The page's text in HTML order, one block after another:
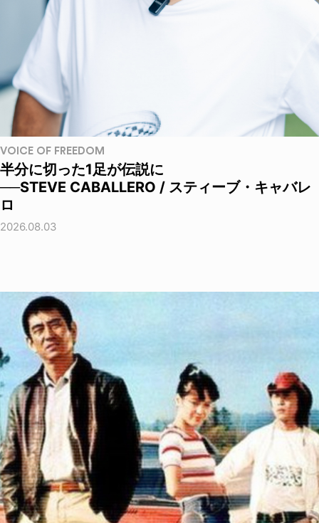
VOICE OF FREEDOM
半分に切った1足が伝説に
──STEVE CABALLERO / スティーブ・キャバレ
ロ
2026.08.03